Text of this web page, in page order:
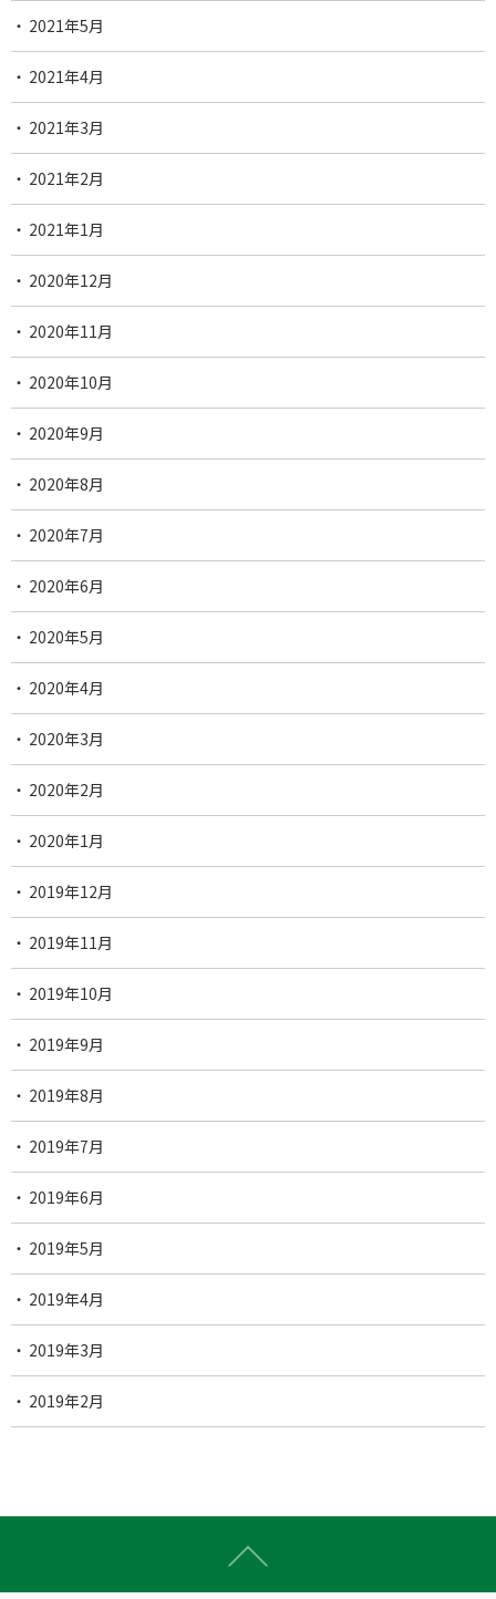
2021年5月
2021年4月
2021年3月
2021年2月
2021年1月
2020年12月
2020年11月
2020年10月
2020年9月
2020年8月
2020年7月
2020年6月
2020年5月
2020年4月
2020年3月
2020年2月
2020年1月
2019年12月
2019年11月
2019年10月
2019年9月
2019年8月
2019年7月
2019年6月
2019年5月
2019年4月
2019年3月
2019年2月